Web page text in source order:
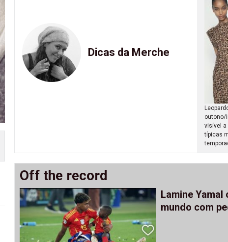
Dicas da Merche
outono/
visível a
típicas
Off the record
Lamine
mundo com